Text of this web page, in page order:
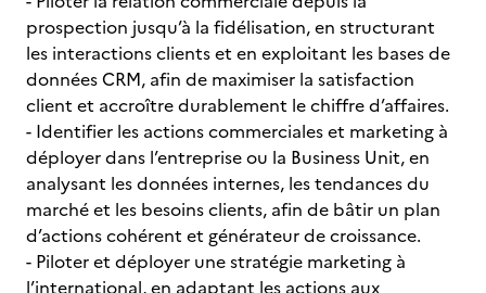
prospection jusqu’à la fidélisation, en structurant
les interactions clients et en exploitant les bases de
données CRM, afin de maximiser la satisfaction
client et accroître durablement le chiffre d’affaires.
- Identifier les actions commerciales et marketing à
déployer dans l’entreprise ou la Business Unit, en
analysant les données internes, les tendances du
marché et les besoins clients, afin de bâtir un plan
d’actions cohérent et générateur de croissance.
- Piloter et déployer une stratégie marketing à
l’international, en adaptant les actions aux